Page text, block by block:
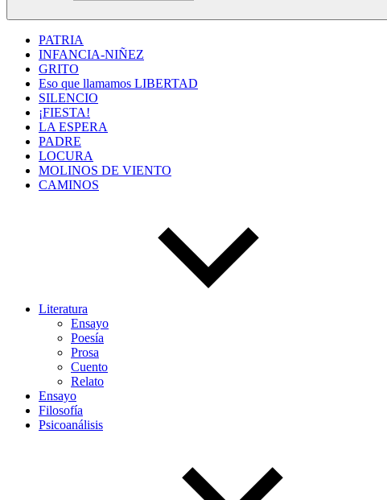
PATRIA
INFANCIA-NIÑEZ
GRITO
Eso que llamamos LIBERTAD
SILENCIO
¡FIESTA!
LA ESPERA
PADRE
LOCURA
MOLINOS DE VIENTO
CAMINOS
Literatura
Ensayo
Poesía
Prosa
Cuento
Relato
Ensayo
Filosofía
Psicoanálisis